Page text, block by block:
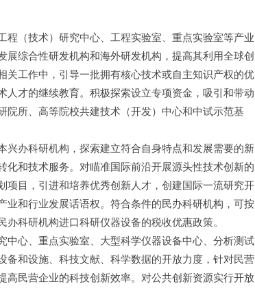
程（技术）研究中心、工程实验室、重点实验室等产业
综合性研发机构和海外研发机构，提高其利用全球创
关工作中，引导一批拥有核心技术或自主知识产权的优
才的继续教育。积极探索设立专项资金，吸引和带动
所、高等院校共建技术（开发）中心和中试示范基
兴办科研机构，探索建立符合自身特点和发展需要的新
和技术服务。对瞄准国际前沿开展源头性技术创新的
项目，引进和培养优秀创新人才，创建国际一流研究开
业和行业发展话语权。符合条件的民办科研机构，可按
科研机构进口科研仪器设备的税收优惠政策。
中心、重点实验室、大型科学仪器设备中心、分析测试
和设施、科技文献、科学数据的开放力度，针对民营
民营企业的科技创新效率。对公共创新资源实行开放